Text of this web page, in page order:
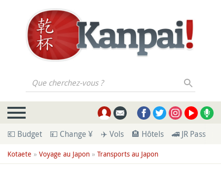
Que cherchez-vous ?
💶 Budget 💴 Change ¥ ✈️ Vols 🏨 Hôtels 🚄 JR Pass
Kotaete » Voyage au Japon » Transports au Japon